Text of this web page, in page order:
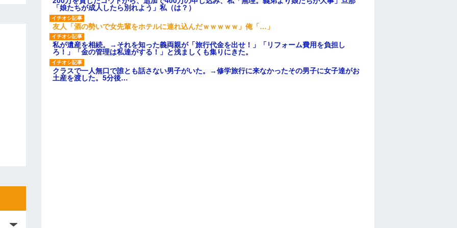
「娘たちが成人したら別れよう」私（は？）
友人「酒の勢いで女先輩をホテルに連れ込んだｗｗｗｗｗ」俺「…」
私が遺産を相続。→それを知った義両親が「旅行代金を出せ！」「リフォーム費用を負担し
ろ！」「金の管理は私達がする！」と浅ましくも集りにきた。
クラスで一人無口で誰とも話さない男子がいた。→修学旅行に来なかったその男子に女子達がお
土産を渡した。5分後…